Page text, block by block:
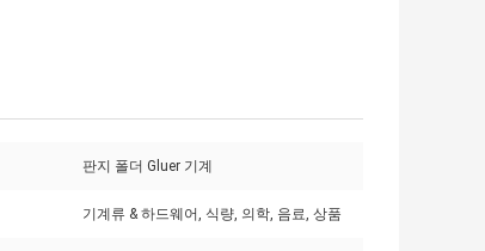
판지 폴더 Gluer 기계
기계류 & 하드웨어, 식량, 의학, 음료, 상품